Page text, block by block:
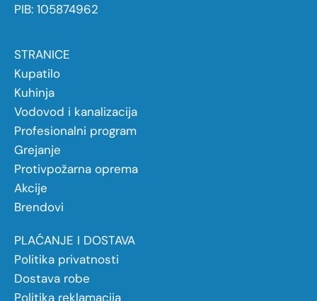
PIB: 105874962
STRANICE
Kupatilo
Kuhinja
Vodovod i kanalizacija
Profesionalni program
Grejanje
Protivpožarna oprema
Akcije
Brendovi
PLAĆANJE I DOSTAVA
Politika privatnosti
Dostava robe
Politika reklamacija